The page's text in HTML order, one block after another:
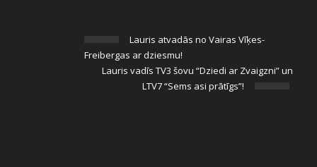
Lauris atvadās no Vairas Vīķes-
Freibergas ar dziesmu!
Lauris vadīs TV3 šovu “Dziedi ar Zvaigzni” un
LTV7 “Sems asi prātīgs”!